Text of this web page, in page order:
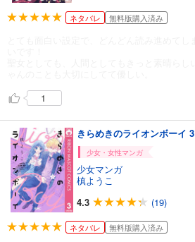
ネタバレ 無料版購入済み
1
きらめきのライオンボーイ 3
少女・女性マンガ
少女マンガ
槙ようこ
4.3
(19)
ネタバレ 無料版購入済み